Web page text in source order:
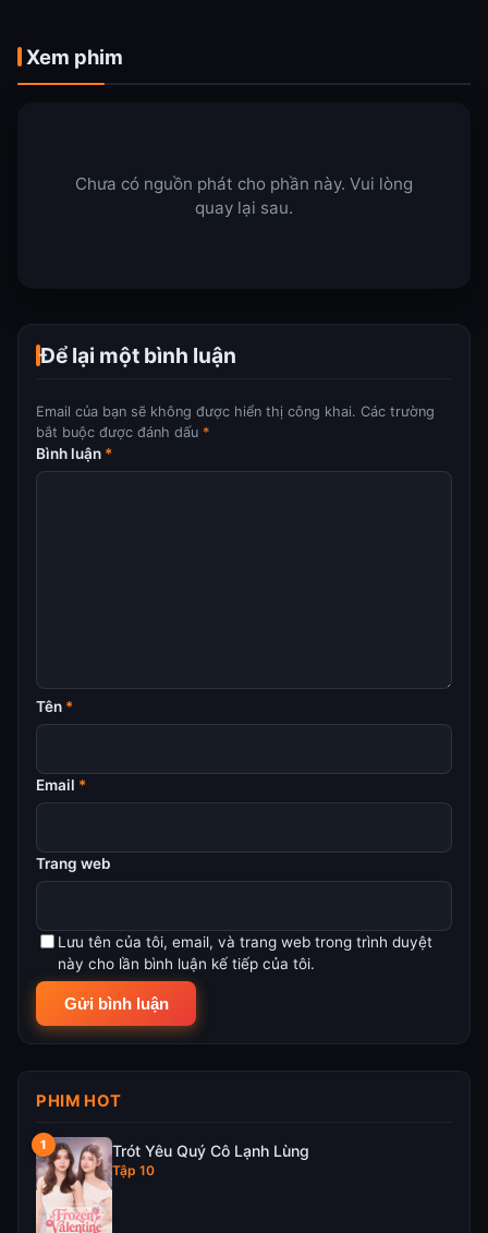
cuối cùng chính ông lại trở thành người cưu mang cô, và cả
Xem phim
Chưa có nguồn phát cho phần này. Vui lòng
quay lại sau.
Để lại một bình luận
Email của bạn sẽ không được hiển thị công khai. Các trường
bắt buộc được đánh dấu *
Bình luận *
Tên *
Email *
Trang web
Lưu tên của tôi, email, và trang web trong trình duyệt
này cho lần bình luận kế tiếp của tôi.
PHIM HOT
Trót Yêu Quý Cô Lạnh Lùng
Tập 10